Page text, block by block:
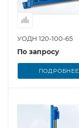
УОДН 120-100-65
По запросу
ПОДРОБНЕЕ